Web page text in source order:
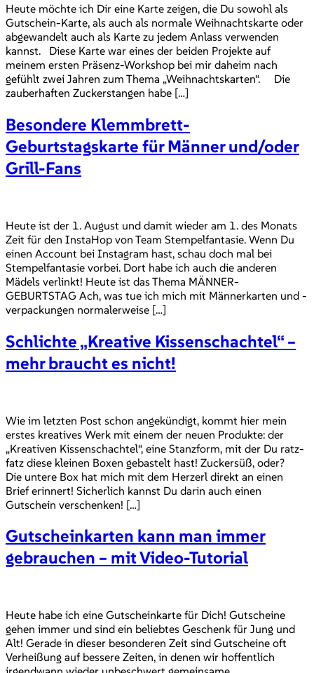
Heute möchte ich Dir eine Karte zeigen, die Du sowohl als
Gutschein-Karte, als auch als normale Weihnachtskarte oder
abgewandelt auch als Karte zu jedem Anlass verwenden
kannst. Diese Karte war eines der beiden Projekte auf
meinem ersten Präsenz-Workshop bei mir daheim nach
gefühlt zwei Jahren zum Thema „Weihnachtskarten“. Die
zauberhaften Zuckerstangen habe […]
Besondere Klemmbrett-
Geburtstagskarte für Männer und/oder
Grill-Fans
Heute ist der 1. August und damit wieder am 1. des Monats
Zeit für den InstaHop von Team Stempelfantasie. Wenn Du
einen Account bei Instagram hast, schau doch mal bei
Stempelfantasie vorbei. Dort habe ich auch die anderen
Mädels verlinkt! Heute ist das Thema MÄNNER-
GEBURTSTAG Ach, was tue ich mich mit Männerkarten und -
verpackungen normalerweise […]
Schlichte „Kreative Kissenschachtel“ –
mehr braucht es nicht!
Wie im letzten Post schon angekündigt, kommt hier mein
erstes kreatives Werk mit einem der neuen Produkte: der
„Kreativen Kissenschachtel“, eine Stanzform, mit der Du ratz-
fatz diese kleinen Boxen gebastelt hast! Zuckersüß, oder?
Die untere Box hat mich mit dem Herzerl direkt an einen
Brief erinnert! Sicherlich kannst Du darin auch einen
Gutschein verschenken! […]
Gutscheinkarten kann man immer
gebrauchen – mit Video-Tutorial
Heute habe ich eine Gutscheinkarte für Dich! Gutscheine
gehen immer und sind ein beliebtes Geschenk für Jung und
Alt! Gerade in dieser besonderen Zeit sind Gutscheine oft
Verheißung auf bessere Zeiten, in denen wir hoffentlich